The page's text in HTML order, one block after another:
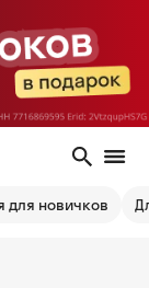
для новичков